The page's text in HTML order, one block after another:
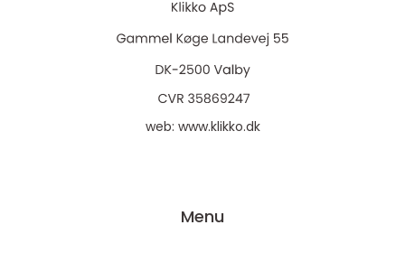
web: www.klikko.dk
Menu